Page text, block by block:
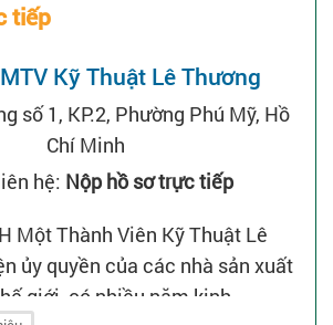
tiếp
Kỹ Thuật Lê Thương
số 1, KP.2, Phường Phú Mỹ, Hồ
Chí Minh
hệ: Nộp hồ sơ trực tiếp
Một Thành Viên Kỹ Thuật Lê
ủy quyền của các nhà sản xuất
giới, có nhiều năm kinh